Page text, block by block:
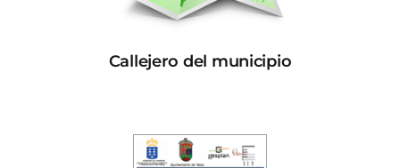
Callejero del municipio